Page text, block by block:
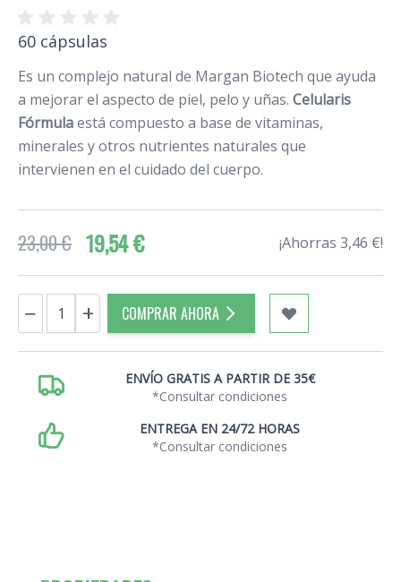
60 cápsulas
Es un complejo natural de Margan Biotech que ayuda
a mejorar el aspecto de piel, pelo y uñas. Celularis
Fórmulaestá compuesto a base de vitaminas,
minerales y otros nutrientes naturales que
intervienen en el cuidado del cuerpo.
23,00 € 19,54 € ¡Ahorras 3,46 €!
Cantidad
− + COMPRAR AHORA
ENVÍO GRATIS A PARTIR DE 35€
*Consultar condiciones
ENTREGA EN 24/72 HORAS
*Consultar condiciones